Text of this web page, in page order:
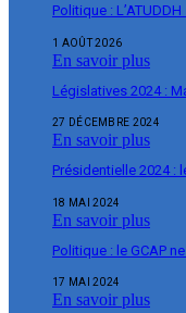
Politique :
1 AOÛT 2026
En savoir plus
Législatives 2024 :
27 DÉCEMBRE 2024
En savoir plus
Présidentielle 2024 :
18 MAI 2024
En savoir plus
Politique : le GCAP
17 MAI 2024
En savoir plus